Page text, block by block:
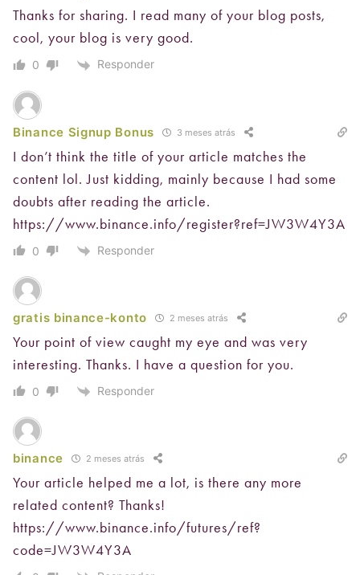
Thanks for sharing. I read many of your blog posts,
cool, your blog is very good.
0 Responder
Binance Signup Bonus 3 meses atrás
I don’t think the title of your article matches the
content lol. Just kidding, mainly because I had some
doubts after reading the article.
https://www.binance.info/register?ref=JW3W4Y3A
0 Responder
gratis binance-konto 2 meses atrás
Your point of view caught my eye and was very
interesting. Thanks. I have a question for you.
0 Responder
binance 2 meses atrás
Your article helped me a lot, is there any more
related content? Thanks!
https://www.binance.info/futures/ref?
code=JW3W4Y3A